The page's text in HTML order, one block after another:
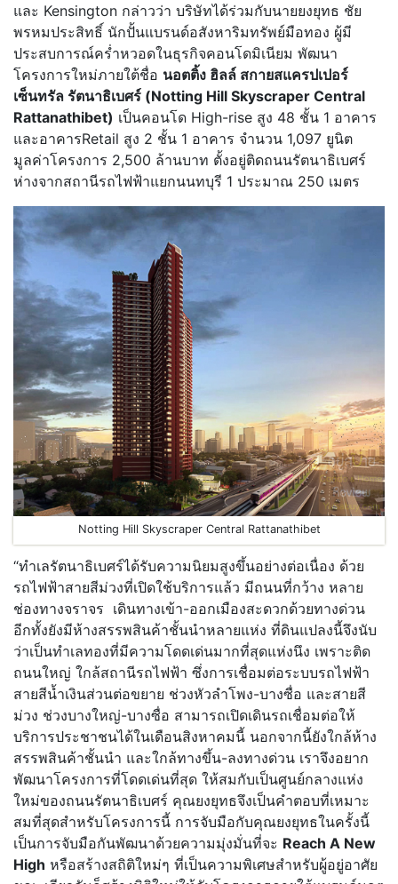
และ Kensington กล่าวว่า บริษัทได้ร่วมกับนายยงยุทธ ชัย
พรหมประสิทธิ์ นักปั้นแบรนด์อสังหาริมทรัพย์มือทอง ผู้มี
ประสบการณ์คร่ำหวอดในธุรกิจคอนโดมิเนียม พัฒนา
โครงการใหม่ภายใต้ชื่อ นอตติ้ง ฮิลล์ สกายสแครปเปอร์
เซ็นทรัล รัตนาธิเบศร์ (Notting Hill Skyscraper Central
Rattanathibet) เป็นคอนโด High-rise สูง 48 ชั้น 1 อาคาร
และอาคารRetail สูง 2 ชั้น 1 อาคาร จำนวน 1,097 ยูนิต
มูลค่าโครงการ 2,500 ล้านบาท ตั้งอยู่ติดถนนรัตนาธิเบศร์
ห่างจากสถานีรถไฟฟ้าแยกนนทบุรี 1 ประมาณ 250 เมตร
Notting Hill Skyscraper Central Rattanathibet
“ทำเลรัตนาธิเบศร์ได้รับความนิยมสูงขึ้นอย่างต่อเนื่อง ด้วย
รถไฟฟ้าสายสีม่วงที่เปิดใช้บริการแล้ว มีถนนที่กว้าง หลาย
ช่องทางจราจร เดินทางเข้า-ออกเมืองสะดวกด้วยทางด่วน
อีกทั้งยังมีห้างสรรพสินค้าชั้นนำหลายแห่ง ที่ดินแปลงนี้จึงนับ
ว่าเป็นทำเลทองที่มีความโดดเด่นมากที่สุดแห่งนึง เพราะติด
ถนนใหญ่ ใกล้สถานีรถไฟฟ้า ซึ่งการเชื่อมต่อระบบรถไฟฟ้า
สายสีน้ำเงินส่วนต่อขยาย ช่วงหัวลำโพง-บางซื่อ และสายสี
ม่วง ช่วงบางใหญ่-บางซื่อ สามารถเปิดเดินรถเชื่อมต่อให้
บริการประชาชนได้ในเดือนสิงหาคมนี้ นอกจากนี้ยังใกล้ห้าง
สรรพสินค้าชั้นนำ และใกล้ทางขึ้น-ลงทางด่วน เราจึงอยาก
พัฒนาโครงการที่โดดเด่นที่สุด ให้สมกับเป็นศูนย์กลางแห่ง
ใหม่ของถนนรัตนาธิเบศร์ คุณยงยุทธจึงเป็นคำตอบที่เหมาะ
สมที่สุดสำหรับโครงการนี้ การจับมือกับคุณยงยุทธในครั้งนี้
เป็นการจับมือกันพัฒนาด้วยความมุ่งมั่นที่จะ Reach A New
High หรือสร้างสถิติใหม่ๆ ที่เป็นความพิเศษสำหรับผู้อยู่อาศัย